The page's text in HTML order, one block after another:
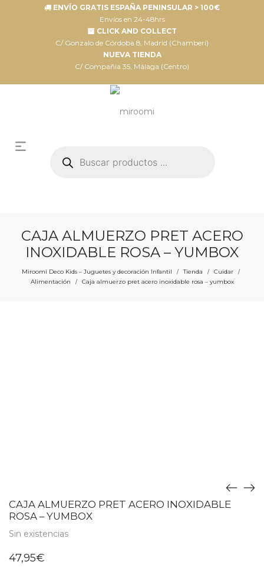
ENVÍO GRATIS ESPAÑA PENINSULAR > 100€
Envíos en 24-48hrs
CLICK AND COLLECT
C/ Gonzalo de Córdoba 8, Madrid (Chamberí)
NUEVA TIENDA
C/ Compañia 35, Málaga (Centro)
productos
CAJA ALMUERZO PRET ACERO
INOXIDABLE ROSA – YUMBOX
Miroomi Deco Kids – Juguetes y decoración Infantil / Tienda / Cuidar /
Alimentación / Caja almuerzo pret acero inoxidable rosa – yumbox
CAJA ALMUERZO PRET ACERO INOXIDABLE
ROSA – YUMBOX
Sin existencias
47,95€